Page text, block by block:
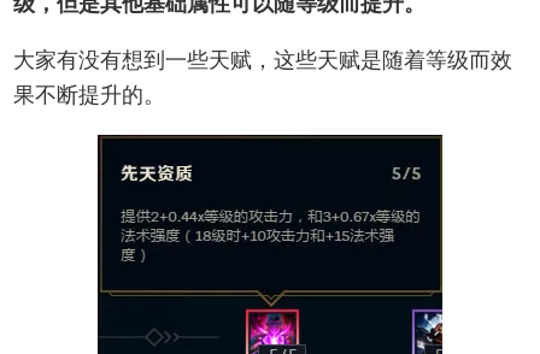
大家有没有想到一些天赋，这些天赋是随着等级而效
果不断提升的。